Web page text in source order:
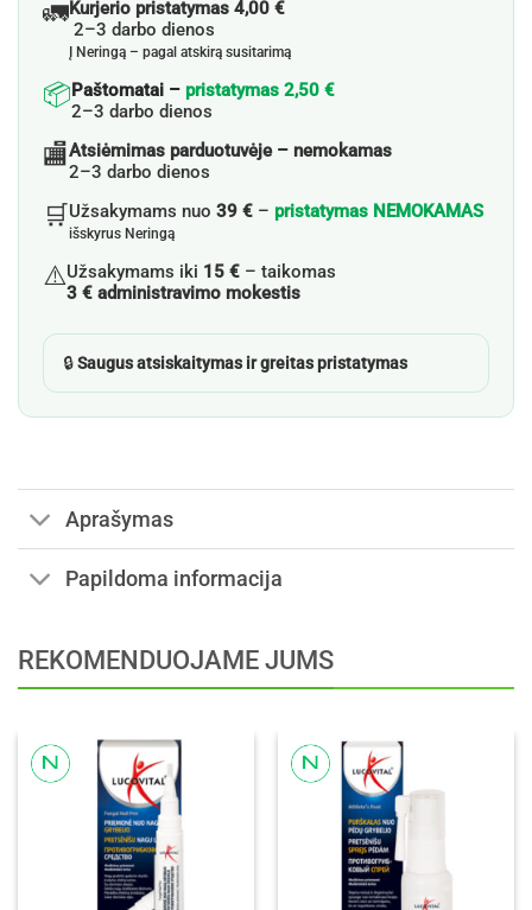
🚛Kurjerio pristatymas 4,00 €
2–3 darbo dienos
Į Neringą – pagal atskirą susitarimą
📦Paštomatai – pristatymas 2,50 €
2–3 darbo dienos
🏬Atsiėmimas parduotuvėje – nemokamas
2–3 darbo dienos
🛒Užsakymams nuo 39 € – pristatymas NEMOKAMAS
išskyrus Neringą
⚠️Užsakymams iki 15 € – taikomas
3 € administravimo mokestis
🔒Saugus atsiskaitymas ir greitas pristatymas
Aprašymas
Papildoma informacija
REKOMENDUOJAME JUMS